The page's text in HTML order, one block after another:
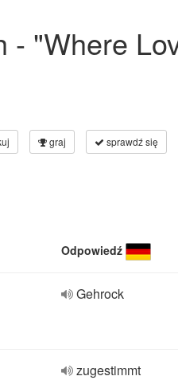
- "Where
graj sprawdź się
Odpowiedź
Gehrock
zugestimmt